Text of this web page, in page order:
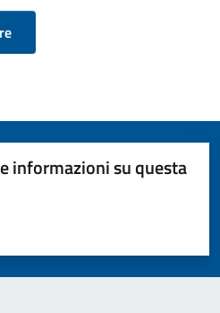
informazioni su questa
su 5
5